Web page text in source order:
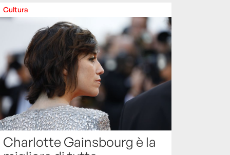
Cultura
Charlotte Gainsbourg è la